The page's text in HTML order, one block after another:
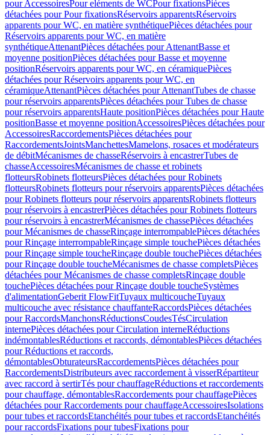
pour AccessoiresPour eléments de WCPour fixationsPièces
détachées pour Pour fixationsRéservoirs apparentsRéservoirs
apparents pour WC, en matière synthétiquePièces détachées pour
Réservoirs apparents pour WC, en matière
synthétiqueAttenantPièces détachées pour AttenantBasse et
moyenne positionPièces détachées pour Basse et moyenne
positionRéservoirs apparents pour WC, en céramiquePièces
détachées pour Réservoirs apparents pour WC, en
céramiqueAttenantPièces détachées pour AttenantTubes de chasse
pour réservoirs apparentsPièces détachées pour Tubes de chasse
pour réservoirs apparentsHaute positionPièces détachées pour Haute
positionBasse et moyenne positionAccessoiresPièces détachées pour
AccessoiresRaccordementsPièces détachées pour
RaccordementsJointsManchettesMamelons, rosaces et modérateurs
de débitMécanismes de chasseRéservoirs à encastrerTubes de
chasseAccessoiresMécanismes de chasse et robinets
flotteursRobinets flotteursPièces détachées pour Robinets
flotteursRobinets flotteurs pour réservoirs apparentsPièces détachées
pour Robinets flotteurs pour réservoirs apparentsRobinets flotteurs
pour réservoirs à encastrerPièces détachées pour Robinets flotteurs
pour réservoirs à encastrerMécanismes de chassePièces détachées
pour Mécanismes de chasseRinçage interrompablePièces détachées
pour Rinçage interrompableRinçage simple touchePièces détachées
pour Rinçage simple toucheRinçage double touchePièces détachées
pour Rinçage double toucheMécanismes de chasse completsPièces
détachées pour Mécanismes de chasse completsRinçage double
touchePièces détachées pour Rinçage double toucheSystèmes
d'alimentationGeberit FlowFitTuyaux multicoucheTuyaux
multicouche avec résistance chauffanteRaccordsPièces détachées
pour RaccordsManchonsRéductionsCoudesTésCirculation
internePièces détachées pour Circulation interneRéductions
indémontablesRéductions et raccords, démontablesPièces détachées
pour Réductions et raccords,
démontablesObturateursRaccordementsPièces détachées pour
RaccordementsDistributeurs avec raccordement à visserRépartiteur
avec raccord à sertirTés pour chauffageRéductions et raccordements
pour chauffage, démontablesRaccordements pour chauffagePièces
détachées pour Raccordements pour chauffageAccessoiresIsolations
pour tubes et raccordsEtanchéités pour tubes et raccordsEtanchéités
pour raccordsFixations pour tubesFixations pour